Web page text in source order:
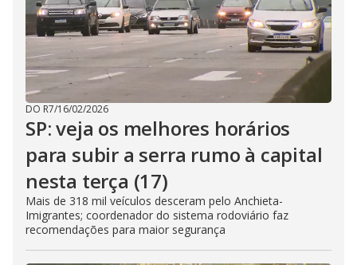
DO R7/16/02/2026
SP: veja os melhores horários
para subir a serra rumo à capital
nesta terça (17)
Mais de 318 mil veículos desceram pelo Anchieta-
Imigrantes; coordenador do sistema rodoviário faz
recomendações para maior segurança